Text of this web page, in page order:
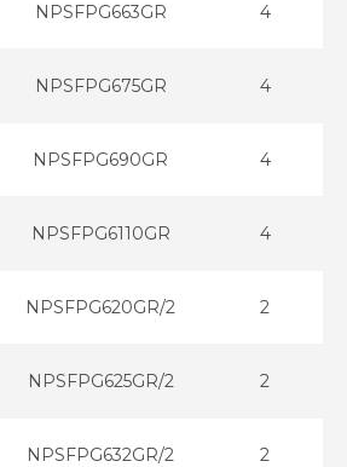
NPSFPG663GR 4
NPSFPG675GR 4
NPSFPG690GR 4
NPSFPG6110GR 4
NPSFPG620GR/2 2
NPSFPG625GR/2 2
NPSFPG632GR/2 2